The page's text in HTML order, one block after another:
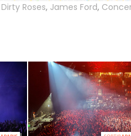
Roses, James Ford,